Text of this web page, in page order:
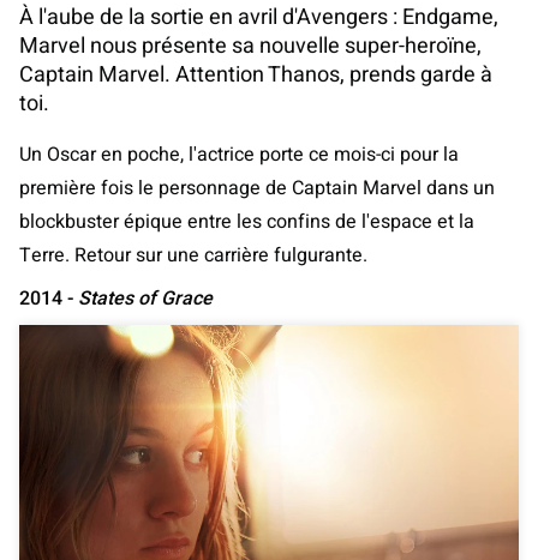
À l'aube de la sortie en avril d'Avengers : Endgame,
Marvel nous présente sa nouvelle super-heroïne,
Captain Marvel. Attention Thanos, prends garde à
toi.
Un Oscar en poche, l'actrice porte ce mois-ci pour la
première fois le personnage de Captain Marvel dans un
blockbuster épique entre les confins de l'espace et la
Terre. Retour sur une carrière fulgurante.
2014 - States of Grace